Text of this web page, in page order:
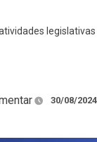
legislativas
30/08/2024